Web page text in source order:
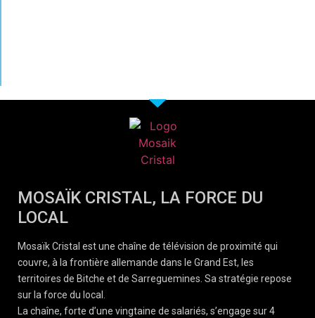
MOSAÏK CRISTAL, LA FORCE DU
LOCAL
Mosaïk Cristal est une chaîne de télévision de proximité qui
couvre, à la frontière allemande dans le Grand Est, les
territoires de Bitche et de Sarreguemines. Sa stratégie repose
sur la force du local.
La chaîne, forte d’une vingtaine de salariés, s’engage sur 4